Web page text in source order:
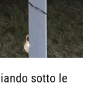
sotto le